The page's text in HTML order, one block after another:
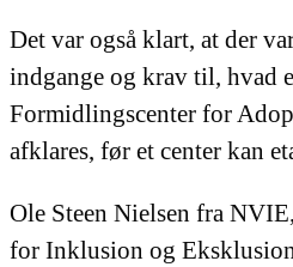
Det var også klart, at der
indgange og krav til, hvad
Formidlingscenter for
afklares, før et center kan
Ole Steen Nielsen fra
for Inklusion og